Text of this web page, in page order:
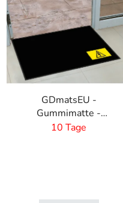
GDmatsEU -
Gummimatte -
Signature
10 Tage